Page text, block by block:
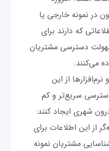
در نمونه خارجی یا
که دارند برای
دسترسی مشتریان
می‌کنند.
از این
سریع‌تر و کم
شهری ایجاد کنند:
از این اطلاعات برای
مشتریان نمونه